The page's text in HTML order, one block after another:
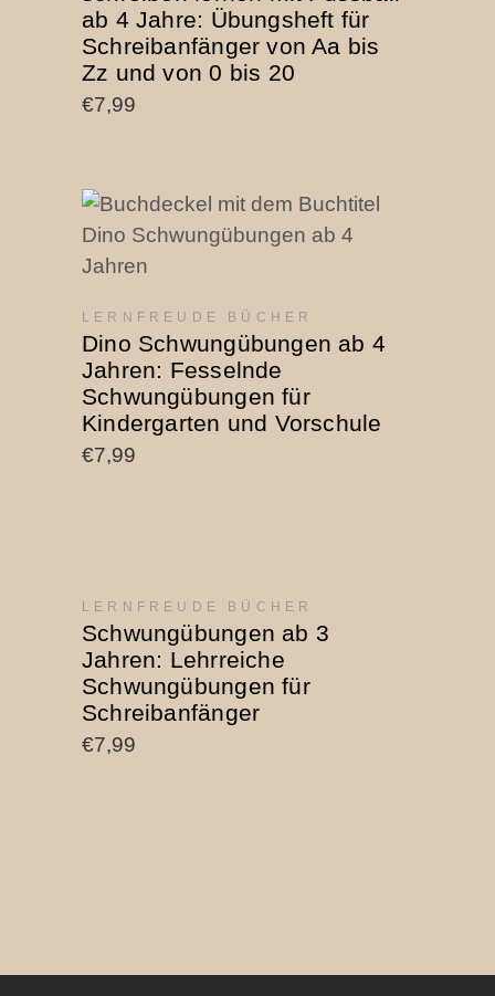
ab 4 Jahre: Übungsheft für
Schreibanfänger von Aa bis
Zz und von 0 bis 20
€7,99
LERNFREUDE BÜCHER
Dino Schwungübungen ab 4
Jahren: Fesselnde
Schwungübungen für
Kindergarten und Vorschule
€7,99
LERNFREUDE BÜCHER
Schwungübungen ab 3
Jahren: Lehrreiche
Schwungübungen für
Schreibanfänger
€7,99